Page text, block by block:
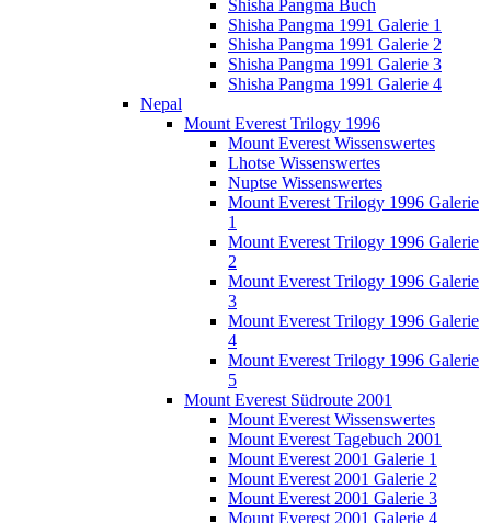
Shisha Pangma Buch
Shisha Pangma 1991 Galerie 1
Shisha Pangma 1991 Galerie 2
Shisha Pangma 1991 Galerie 3
Shisha Pangma 1991 Galerie 4
Nepal
Mount Everest Trilogy 1996
Mount Everest Wissenswertes
Lhotse Wissenswertes
Nuptse Wissenswertes
Mount Everest Trilogy 1996 Galerie
1
Mount Everest Trilogy 1996 Galerie
2
Mount Everest Trilogy 1996 Galerie
3
Mount Everest Trilogy 1996 Galerie
4
Mount Everest Trilogy 1996 Galerie
5
Mount Everest Südroute 2001
Mount Everest Wissenswertes
Mount Everest Tagebuch 2001
Mount Everest 2001 Galerie 1
Mount Everest 2001 Galerie 2
Mount Everest 2001 Galerie 3
Mount Everest 2001 Galerie 4